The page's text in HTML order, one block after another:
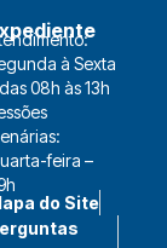
à Sexta
08h às 13h
feira –
do Site